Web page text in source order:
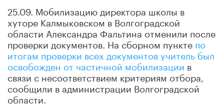
25.09. Мобилизацию директора школы в
хуторе Калмыковском в Волгоградской
области Александра Фальтина отменили после
проверки документов. На сборном пункте по
итогам проверки всех документов учитель был
освобожден от частичной мобилизации в
связи с несоответствием критериям отбора,
сообщили в администрации Волгоградской
области.